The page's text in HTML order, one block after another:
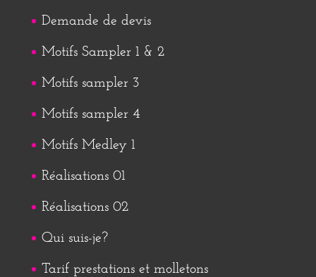
Demande de devis
Motifs Sampler 1 & 2
Motifs sampler 3
Motifs sampler 4
Motifs Medley 1
Réalisations 01
Réalisations 02
Qui suis-je?
Tarif prestations et molletons